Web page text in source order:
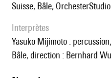
Suisse, Bâle,
interprètes
Yasuko Mijimoto : percussion, Orchestre Symphonique de
Bâle, direction : Bernhard